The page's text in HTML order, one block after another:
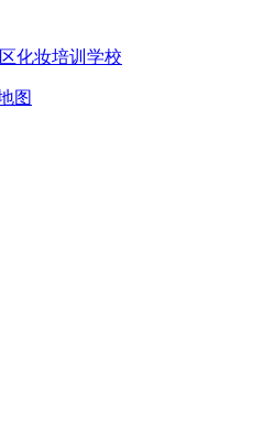
化妆培训学校
图